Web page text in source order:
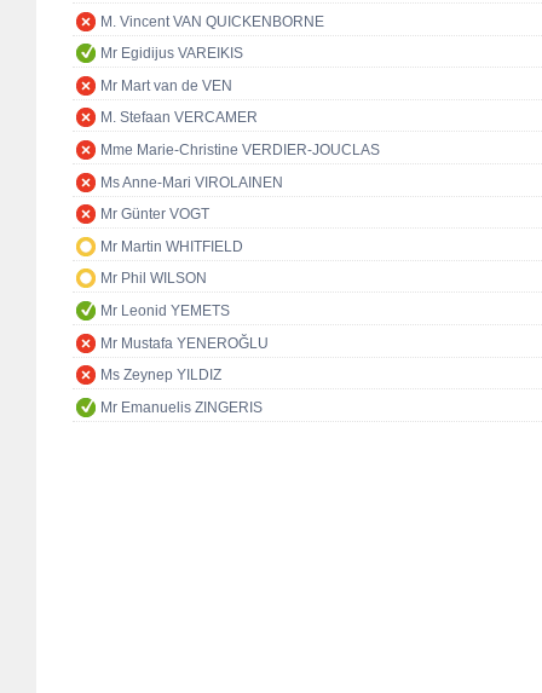
M. Vincent VAN QUICKENBORNE
Mr Egidijus VAREIKIS
Mr Mart van de VEN
M. Stefaan VERCAMER
Mme Marie-Christine VERDIER-JOUCLAS
Ms Anne-Mari VIROLAINEN
Mr Günter VOGT
Mr Martin WHITFIELD
Mr Phil WILSON
Mr Leonid YEMETS
Mr Mustafa YENEROĞLU
Ms Zeynep YILDIZ
Mr Emanuelis ZINGERIS